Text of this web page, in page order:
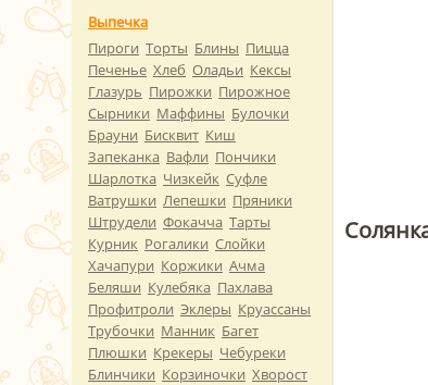
Выпечка
Пироги Торты Блины Пицца
Печенье Хлеб Оладьи Кексы
Глазурь Пирожки Пирожное
Сырники Маффины Булочки
Брауни Бисквит Киш
Запеканка Вафли Пончики
Шарлотка Чизкейк Суфле
Ватрушки Лепешки Пряники
Штрудели Фокачча Тарты
Курник Рогалики Слойки
Хачапури Коржики Ачма
Беляши Кулебяка Пахлава
Профитроли Эклеры Круассаны
Трубочки Манник Багет
Плюшки Крекеры Чебуреки
Блинчики Корзиночки Хворост